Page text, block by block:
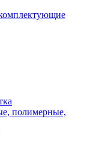
полимерные,